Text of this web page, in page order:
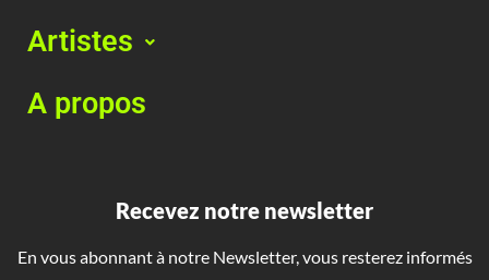
Artistes
A propos
Recevez notre newsletter
En vous abonnant à notre Newsletter, vous resterez informés